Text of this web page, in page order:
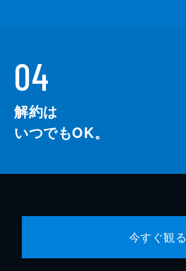
04
解約は
いつでもOK。
今すぐ観る